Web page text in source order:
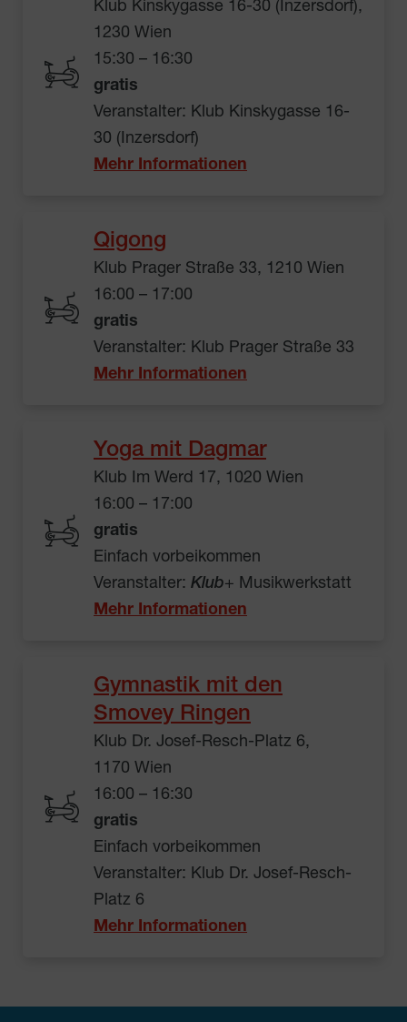
Klub Kinskygasse 16-30 (Inzersdorf),
1230 Wien
15:30 – 16:30
gratis
Veranstalter: Klub Kinskygasse 16-
30 (Inzersdorf)
Mehr Informationen
Qigong
Klub Prager Straße 33, 1210 Wien
16:00 – 17:00
gratis
Veranstalter: Klub Prager Straße 33
Mehr Informationen
Yoga mit Dagmar
Klub Im Werd 17, 1020 Wien
16:00 – 17:00
gratis
Einfach vorbeikommen
Veranstalter: Klub+ Musikwerkstatt
Mehr Informationen
Gymnastik mit den
Smovey Ringen
Klub Dr. Josef-Resch-Platz 6,
1170 Wien
16:00 – 16:30
gratis
Einfach vorbeikommen
Veranstalter: Klub Dr. Josef-Resch-
Platz 6
Mehr Informationen